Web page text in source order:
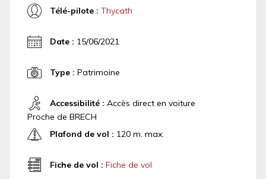
Télé-pilote : Thycath
Date : 15/06/2021
Type : Patrimoine
Accessibilité : Accès direct en voiture
Proche de BRECH
Plafond de vol : 120 m. max.
Fiche de vol : Fiche de vol